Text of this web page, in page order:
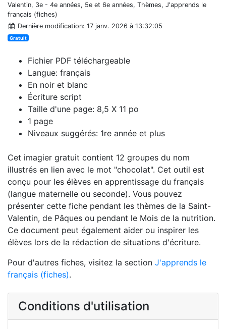
Valentin, 3e - 4e années, 5e et 6e années, Thèmes, J'apprends le
français (fiches)
Dernière modification: 17 janv. 2026 à 13:32:05
Gratuit
Fichier PDF téléchargeable
Langue: français
En noir et blanc
Écriture script
Taille d'une page: 8,5 X 11 po
1 page
Niveaux suggérés: 1re année et plus
Cet imagier gratuit contient 12 groupes du nom
illustrés en lien avec le mot "chocolat". Cet outil est
conçu pour les élèves en apprentissage du français
(langue maternelle ou seconde). Vous pouvez
présenter cette fiche pendant les thèmes de la Saint-
Valentin, de Pâques ou pendant le Mois de la nutrition.
Ce document peut également aider ou inspirer les
élèves lors de la rédaction de situations d'écriture.
Pour d'autres fiches, visitez la section J'apprends le
français (fiches).
Conditions d'utilisation